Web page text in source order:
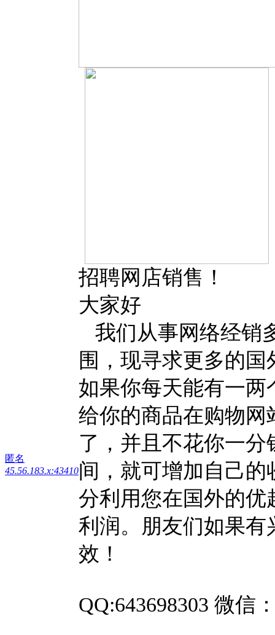
匿名
45.56.183.x:43410
招聘网店销售！
大家好
我们从事网络经销
围，现寻求更多的国
如果你每天能有一
给你的商品在购物
了，并且不花你一
间，就可增加自己
分利用您在国外的
利润。朋友们如果有
效！
QQ:643698303 微信